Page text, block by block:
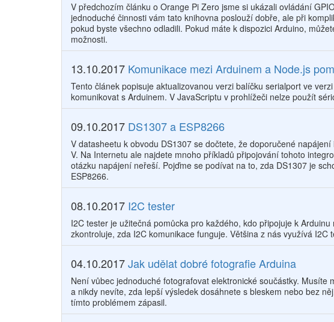
V předchozím článku o Orange Pi Zero jsme si ukázali ovládání
jednoduché činnosti vám tato knihovna poslouží dobře, ale při
pokud byste všechno odladili. Pokud máte k dispozici Arduino,
možnosti.
13.10.2017 Komunikace mezi Arduinem a Node.js
Tento článek popisuje aktualizovanou verzi balíčku serialport ve
komunikovat s Arduinem. V JavaScriptu v prohlížeči nelze použít
09.10.2017 DS1307 a ESP8266
V datasheetu k obvodu DS1307 se dočtete, že doporučené
V. Na Internetu ale najdete mnoho příkladů připojování tohoto
otázku napájení neřeší. Pojďme se podívat na to, zda DS1307 je
ESP8266.
08.10.2017 I2C tester
I2C tester je užitečná pomůcka pro každého, kdo připojuje k
zkontroluje, zda I2C komunikace funguje. Většina z nás využívá I2C
04.10.2017Jak udělat dobré fotografie Arduina
Není vůbec jednoduché fotografovat elektronické součástky. Musíte
a nikdy nevíte, zda lepší výsledek dosáhnete s bleskem nebo bez
tímto problémem zápasil.